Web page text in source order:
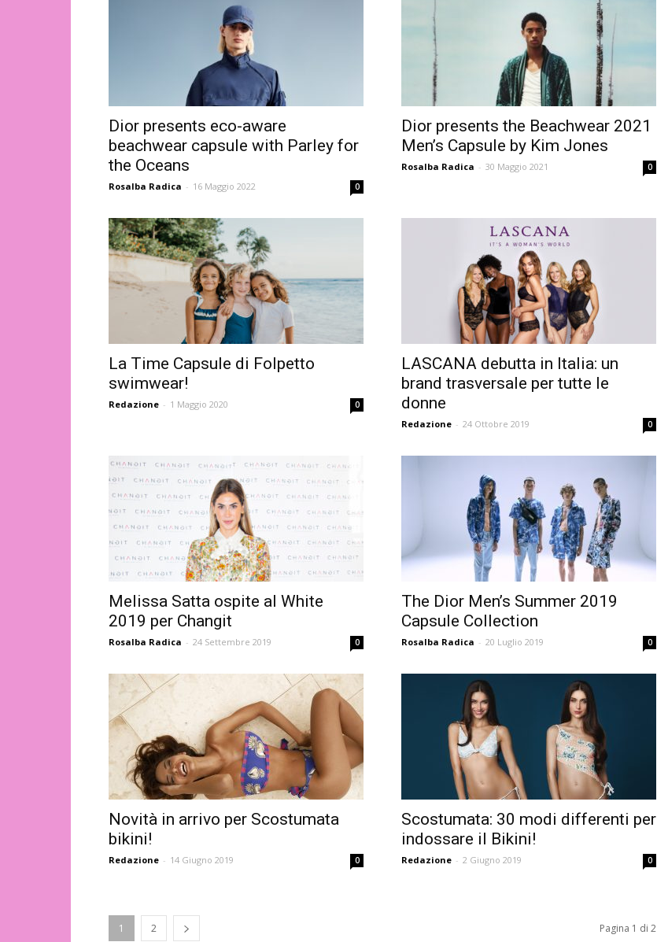
Dior presents eco-aware
beachwear capsule with Parley for
the Oceans
Rosalba Radica - 16 Maggio 2022 0
Dior presents the Beachwear 2021
Men’s Capsule by Kim Jones
Rosalba Radica - 30 Maggio 2021 0
La Time Capsule di Folpetto
swimwear!
Redazione - 1 Maggio 2020 0
LASCANA debutta in Italia: un
brand trasversale per tutte le
donne
Redazione - 24 Ottobre 2019 0
Melissa Satta ospite al White
2019 per Changit
Rosalba Radica - 24 Settembre 2019 0
The Dior Men’s Summer 2019
Capsule Collection
Rosalba Radica - 20 Luglio 2019 0
Novità in arrivo per Scostumata
bikini!
Redazione - 14 Giugno 2019 0
Scostumata: 30 modi differenti per
indossare il Bikini!
Redazione - 2 Giugno 2019 0
1 2 Pagina 1 di 2